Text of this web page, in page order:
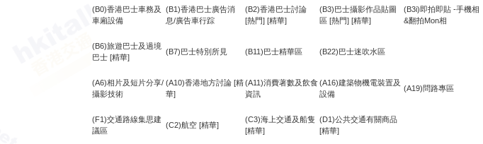
(B0)香港巴士車務及
車廂設備
(B1)香港巴士廣告消
息/廣告車行踪
(B2)香港巴士討論
[熱門] [精華]
(B3)巴士攝影作品貼圖
區 [熱門] [精華]
(B3i)即拍即貼 -手機相
&翻拍Mon相
(B6)旅遊巴士及過境
巴士 [精華]
(B7)巴士特別所見 (B11)巴士精華區 (B22)巴士迷吹水區
(A6)相片及短片分享/
攝影技術
(A10)香港地方討論 [精
華]
(A11)消費著數及飲食
資訊
(A16)建築物機電裝置及
設備
(A19)問路專區
(F1)交通路線集思建
議區
(C2)航空 [精華]
(C3)海上交通及船隻
[精華]
(D1)公共交通有關商品
[精華]